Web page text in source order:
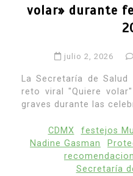
volar» durante
julio 2, 2026
La Secretaría de Salud
reto viral "Quiere
graves durante las
CDMX festejos
Nadine Gasman
Secretaría